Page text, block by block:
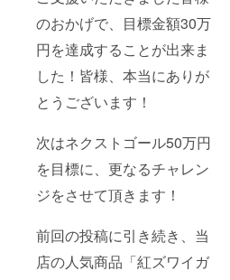
のおかげで、目標金額30万
円を達成することが出来ま
した！皆様、本当にありが
とうございます！
次はネクストゴール50万円
を目標に、更なるチャレン
ジをさせて頂きます！
前回の投稿に引き続き、当
店の人気商品「紅ズワイガ